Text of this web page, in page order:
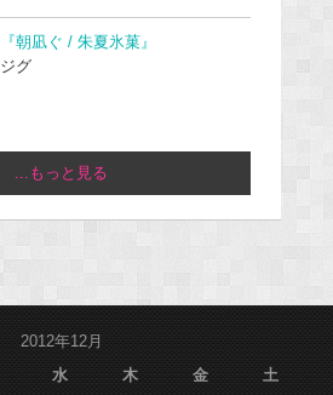
『朝凪ぐ / 朱夏氷菓』
ジグ
...もっと見る
2012年12月
水 木 金 土